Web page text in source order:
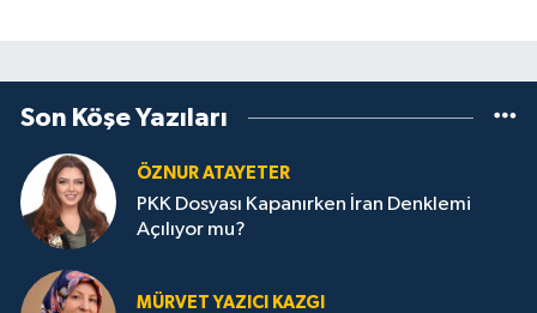
Son Köşe Yazıları
ÖZNUR ATAYETER
PKK Dosyası Kapanırken İran Denklemi
Açılıyor mu?
MÜRVET YAZICI KAZGI